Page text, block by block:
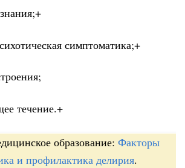
симптоматика;+
течение.+
образование: Факторы
и профилактика делирия.